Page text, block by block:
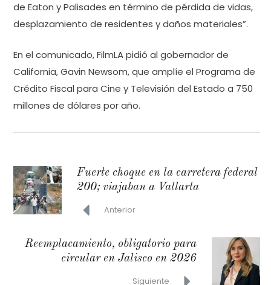
de Eaton y Palisades en término de pérdida de vidas,
desplazamiento de residentes y daños materiales”.
En el comunicado, FilmLA pidió al gobernador de
California, Gavin Newsom, que amplíe el Programa de
Crédito Fiscal para Cine y Televisión del Estado a 750
millones de dólares por año.
Fuerte choque en la carretera federal
200; viajaban a Vallarta
Anterior
Reemplacamiento, obligatorio para
circular en Jalisco en 2026
Siguiente